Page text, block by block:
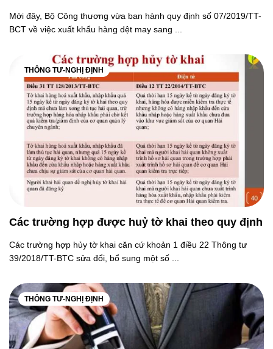
Mới đây, Bộ Công thương vừa ban hành quy định số 07/2019/TT-
BCT về việc xuất khẩu hàng dệt may sang ...
THÔNG TƯ-NGHỊ ĐỊNH
Các trường hợp được huỷ tờ khai theo quy định
Các trường hợp hủy tờ khai căn cứ khoản 1 điều 22 Thông tư
39/2018/TT-BTC sửa đổi, bổ sung một số ...
THÔNG TƯ-NGHỊ ĐỊNH